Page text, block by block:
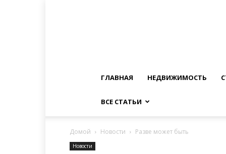
ГЛАВНАЯ НЕДВИЖИМОСТЬ
ВСЕ СТАТЬИ
Домой Новости Разве может быть
Новости